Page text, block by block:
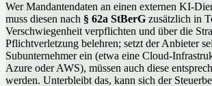
Wer Mandantendaten an einen externen KI-
muss diesen nach § 62a StBerG zusätzlich in
Verschwiegenheit verpflichten und über die
Pflichtverletzung belehren; setzt der Anbieter
Subunternehmer ein (etwa eine Cloud-
Azure oder AWS), müssen auch diese
werden. Unterbleibt das, kann sich der